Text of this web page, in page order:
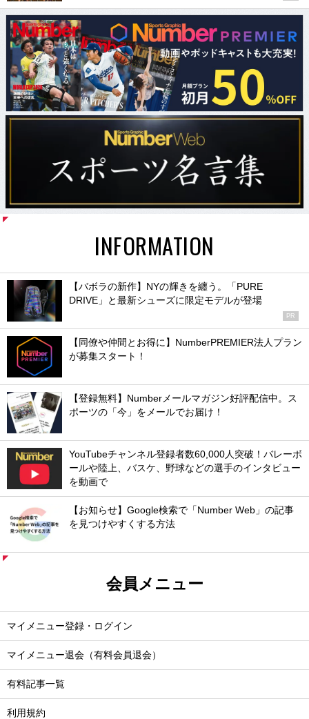
INFORMATION
【バボラの新作】NYの輝きを纏う。「PURE
DRIVE」と最新シューズに限定モデルが登場
PR
【同僚や仲間とお得に】NumberPREMIER法人プラン
が募集スタート！
【登録無料】Numberメールマガジン好評配信中。ス
ポーツの「今」をメールでお届け！
YouTubeチャンネル登録者数60,000人突破！バレーボ
ールや陸上、バスケ、野球などの選手のインタビュー
を動画で
【お知らせ】Google検索で「Number Web」の記事
を見つけやすくする方法
会員メニュー
マイメニュー登録・ログイン
マイメニュー退会（有料会員退会）
有料記事一覧
利用規約